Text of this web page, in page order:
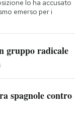
lo ha accusato
emerso per i
gruppo radicale
spagnole contro